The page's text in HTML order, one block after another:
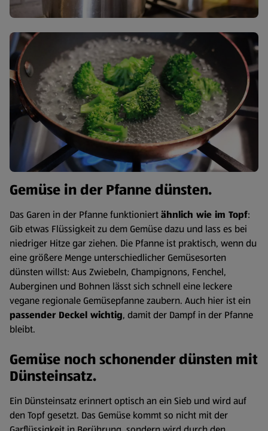
Gemüse in der Pfanne dünsten.
Das Garen in der Pfanne funktioniertähnlich wie im Topf:
Gib etwas Flüssigkeit zu dem Gemüse dazu und lass es bei
niedriger Hitze gar ziehen. Die Pfanne ist praktisch, wenn du
eine größere Menge unterschiedlicher Gemüsesorten
dünsten willst: Aus Zwiebeln, Champignons, Fenchel,
Auberginen und Bohnen lässt sich schnell eine leckere
vegane regionale Gemüsepfanne zaubern. Auch hier ist ein
passender Deckel wichtig, damit der Dampf in der Pfanne
bleibt.
Gemüse noch schonender dünsten mit
Dünsteinsatz.
Ein Dünsteinsatz erinnert optisch an ein Sieb und wird auf
den Topf gesetzt. Das Gemüse kommt so nicht mit der